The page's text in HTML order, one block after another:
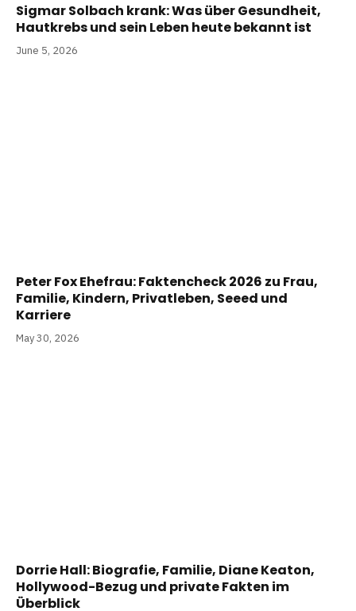
Sigmar Solbach krank: Was über Gesundheit,
Hautkrebs und sein Leben heute bekannt ist
June 5, 2026
Peter Fox Ehefrau: Faktencheck 2026 zu Frau,
Familie, Kindern, Privatleben, Seeed und
Karriere
May 30, 2026
Dorrie Hall: Biografie, Familie, Diane Keaton,
Hollywood-Bezug und private Fakten im
Überblick